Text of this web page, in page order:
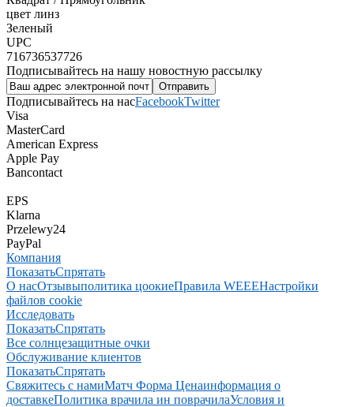
цвет линз
Зеленый
UPC
716736537726
Подписывайтесь на нашу новостную рассылку
Подписывайтесь на насFacebookTwitter
Visa
MasterCard
American Express
Apple Pay
Bancontact
EPS
Klarna
Przelewy24
PayPal
Компания
ПоказатьСпрятать
О насОтзывыполитика цоокиеПравила WEEEНастройки
файлов cookie
Исследовать
ПоказатьСпрятать
Все солнцезащитные очки
Обслуживание клиентов
ПоказатьСпрятать
Свяжитесь с намиМатч Форма Ценаинформация о
доставкеПолитика врачила ин поврачилаУсловия и